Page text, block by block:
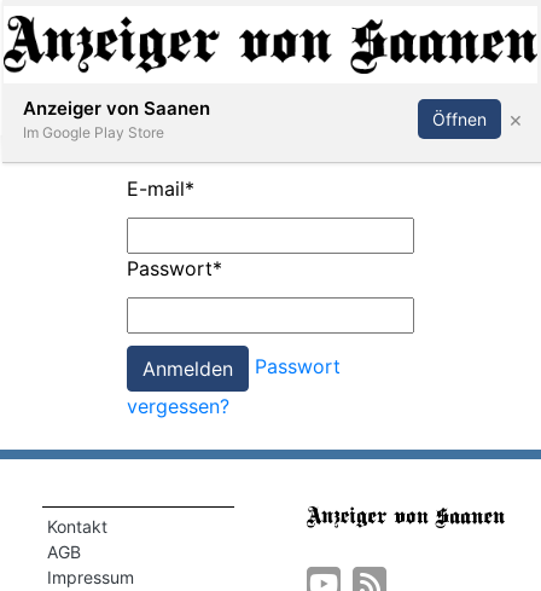
Abonnieren Anmelden
E-mail*
Passwort*
Passwort
vergessen?
Kontakt
AGB
Impressum
Anzeiger von Saanen
Im Google Play Store
Öffnen ×